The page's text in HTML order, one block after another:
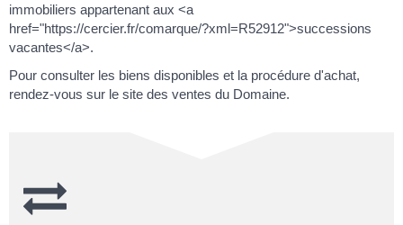
immobiliers appartenant aux <a
href="https://cercier.fr/comarque/?xml=R52912">successions
vacantes</a>.
Pour consulter les biens disponibles et la procédure d'achat,
rendez-vous sur le site des ventes du Domaine.